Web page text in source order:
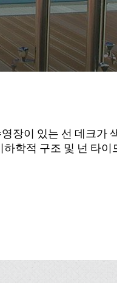
장이 있는 선 데크가
학적 구조 및 넌 타